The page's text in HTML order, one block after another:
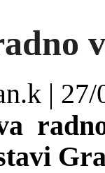
| 27/